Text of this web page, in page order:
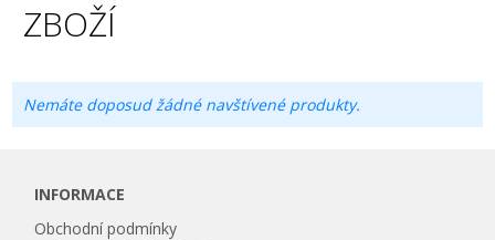
ZBOŽÍ
Nemáte doposud žádné navštívené produkty.
INFORMACE
Obchodní podmínky